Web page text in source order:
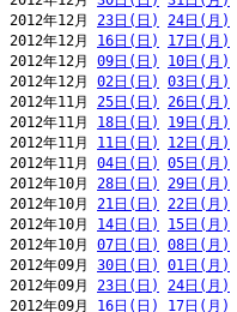
2012年12月 23日(日) 24日(月)
2012年12月 16日(日) 17日(月)
2012年12月 09日(日) 10日(月)
2012年12月 02日(日) 03日(月)
2012年11月 25日(日) 26日(月)
2012年11月 18日(日) 19日(月)
2012年11月 11日(日) 12日(月)
2012年11月 04日(日) 05日(月)
2012年10月 28日(日) 29日(月)
2012年10月 21日(日) 22日(月)
2012年10月 14日(日) 15日(月)
2012年10月 07日(日) 08日(月)
2012年09月 30日(日) 01日(月)
2012年09月 23日(日) 24日(月)
2012年09月 16日(日) 17日(月)